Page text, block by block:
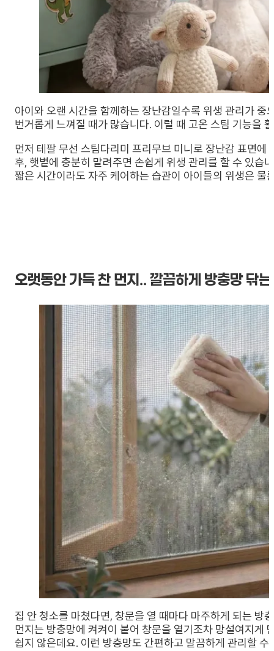
아이와 오랜 시간을 함께하는 장난감일수록 위생 관리가
번거롭게 느껴질 때가 많습니다. 이럴 때 고온 스팀 기능을
먼저 테팔 무선 스팀다리미 프리무브 미니로 장난감 표면
후, 햇볕에 충분히 말려주면 손쉽게 위생 관리를 할 수 있습
짧은 시간이라도 자주 케어하는 습관이 아이들의 위생은 물
오랫동안 가득 찬 먼지.. 깔끔하게 방충망 닦
집 안 청소를 마쳤다면, 창문을 열 때마다 마주하게 되는 방
먼지는 방충망에 켜켜이 붙어 창문을 열기조차 망설여지게
쉽지 않은데요. 이런 방충망도 간편하고 말끔하게 관리할 수